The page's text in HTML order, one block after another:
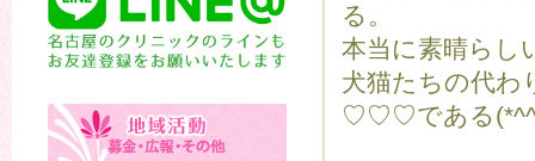
る。
本当に素晴らし
犬猫たちの代わ
♡♡♡である